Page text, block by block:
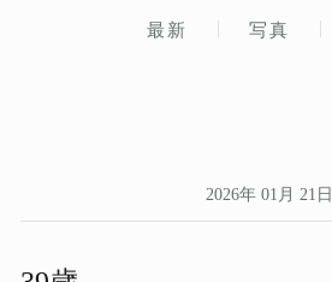
最新 写真
2026年 01月 21日